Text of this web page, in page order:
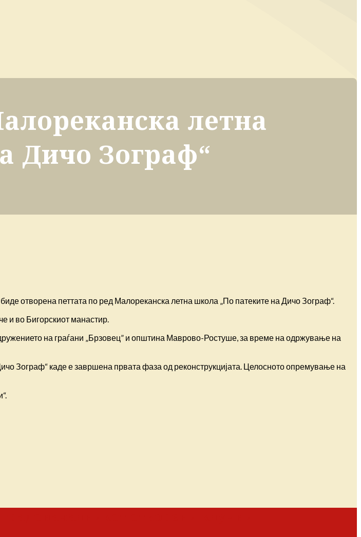
летна
Дичо Зограф“
отворена петтата по ред Малореканска летна школа „По патеките на Дичо Зограф“.
и во Бигорскиот манастир.
на граѓани „Брзовец” и општина Маврово-Ростуше, за време на одржување на
Зограф“ каде е завршена првата фаза од реконструкцијата. Целосното опремување на